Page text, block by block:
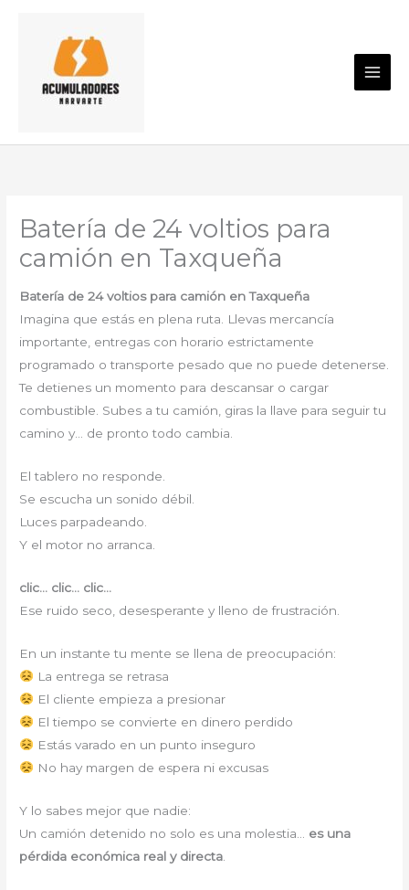
contenido
Batería de 24 voltios para
camión en Taxqueña
Batería de 24 voltios para camión en Taxqueña
Imagina que estás en plena ruta. Llevas mercancía
importante, entregas con horario estrictamente
programado o transporte pesado que no puede detenerse.
Te detienes un momento para descansar o cargar
combustible. Subes a tu camión, giras la llave para seguir tu
camino y… de pronto todo cambia.
El tablero no responde.
Se escucha un sonido débil.
Luces parpadeando.
Y el motor no arranca.
clic… clic… clic…
Ese ruido seco, desesperante y lleno de frustración.
En un instante tu mente se llena de preocupación:
La entrega se retrasa
El cliente empieza a presionar
El tiempo se convierte en dinero perdido
Estás varado en un punto inseguro
No hay margen de espera ni excusas
Y lo sabes mejor que nadie:
Un camión detenido no solo es una molestia… es una
pérdida económica real y directa